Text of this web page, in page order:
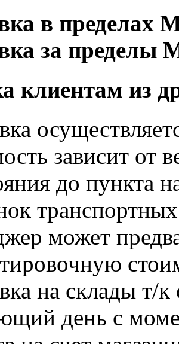
в
за
клиентам из
зависит от
до пункта
может
на склады т/
день с